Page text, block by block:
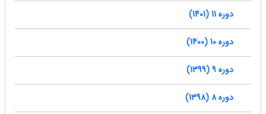
دوره 11 (1401)
دوره 10 (1400)
دوره 9 (1399)
دوره 8 (1398)